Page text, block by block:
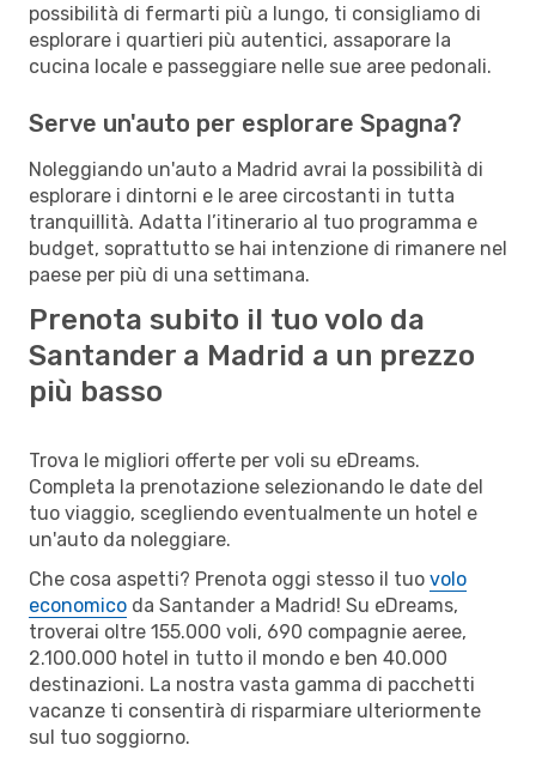
possibilità di fermarti più a lungo, ti consigliamo di
esplorare i quartieri più autentici, assaporare la
cucina locale e passeggiare nelle sue aree pedonali.
Serve un'auto per esplorare Spagna?
Noleggiando un'auto a Madrid avrai la possibilità di
esplorare i dintorni e le aree circostanti in tutta
tranquillità. Adatta l’itinerario al tuo programma e
budget, soprattutto se hai intenzione di rimanere nel
paese per più di una settimana.
Prenota subito il tuo volo da
Santander a Madrid a un prezzo
più basso
Trova le migliori offerte per voli su eDreams.
Completa la prenotazione selezionando le date del
tuo viaggio, scegliendo eventualmente un hotel e
un'auto da noleggiare.
Che cosa aspetti? Prenota oggi stesso il tuo volo
economico da Santander a Madrid! Su eDreams,
troverai oltre 155.000 voli, 690 compagnie aeree,
2.100.000 hotel in tutto il mondo e ben 40.000
destinazioni. La nostra vasta gamma di pacchetti
vacanze ti consentirà di risparmiare ulteriormente
sul tuo soggiorno.